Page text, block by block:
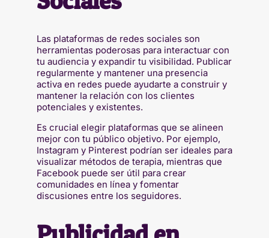
Las plataformas de redes sociales son
herramientas poderosas para interactuar con
tu audiencia y expandir tu visibilidad. Publicar
regularmente y mantener una presencia
activa en redes puede ayudarte a construir y
mantener la relación con los clientes
potenciales y existentes.
Es crucial elegir plataformas que se alineen
mejor con tu público objetivo. Por ejemplo,
Instagram y Pinterest podrían ser ideales para
visualizar métodos de terapia, mientras que
Facebook puede ser útil para crear
comunidades en línea y fomentar
discusiones entre los seguidores.